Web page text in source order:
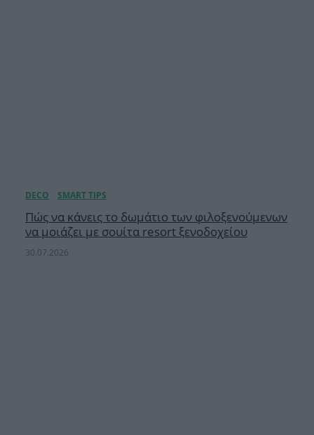
Πώς να κάνεις το δωμάτιο των φιλοξενούμενων
να μοιάζει με σουίτα resort ξενοδοχείου
30.07.2026